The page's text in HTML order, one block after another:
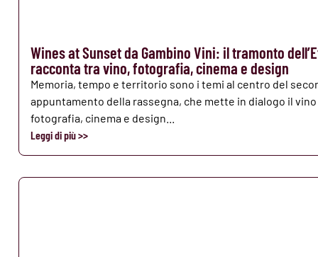
Wines at Sunset da Gambino Vini: il tramonto
racconta tra vino, fotografia, cinema e design
Memoria, tempo e territorio sono i temi al centro del
appuntamento della rassegna, che mette in dialogo il
fotografia, cinema e design...
Leggi di più >>